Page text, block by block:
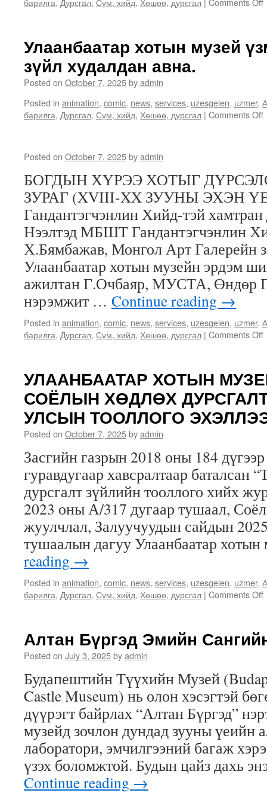
Улаанбаатар хотын музей
зүйл худалдан авна.
Posted on October 7, 2025byadmin
Posted in animation, comic, news, services, uzesgelen, uzmer,
барилга, Дурсгал, Сүм, хийд, Хөшөө, дурсгал | Comments Off
Posted on October 7, 2025byadmin
БОГДЫН ХҮРЭЭ ХОТЫГ
ЗУРАГ (XVIII-XX ЗУУНЫ ЭХЭН ҮЕ)
Гандантэгчэнлин Хийд-тэй хамтран
Нээлтэд МБШТ Гандантэгчэнлин
Х.Бямбажав, Монгол Арт Галерейн
Улаанбаатар хотын музейн эрдэм
ажилтан Г.Очбаяр, МУСТА, Өндөр
нэрэмжит … Continue reading →
Posted in animation, comic, news, services, uzesgelen, uzmer,
барилга, Дурсгал, Сүм, хийд, Хөшөө, дурсгал | Comments Off
УЛААНБААТАР ХОТЫН
СОЁЛЫН ХӨДЛӨХ
УЛСЫН ТООЛЛОГО
Posted on October 7, 2025byadmin
Засгийн газрын 2018 оны 184
гуравдугаар хавсралтаар баталсан
дурсгалт зүйлийн тооллого хийх
2023 оны А/317 дугаар тушаал,
жуулчлал, Залуучуудын сайдын
тушаалын дагуу Улаанбаатар
reading →
Posted in animation, comic, news, services, uzesgelen, uzmer,
барилга, Дурсгал, Сүм, хийд, Хөшөө, дурсгал | Comments Off
Алтан Бүргэд Эмийн
Posted on July 3, 2025byadmin
Будапештийн Түүхийн Музей
Castle Museum) нь олон хэсэгтэй
дүүрэгт байрлах “Алтан Бүргэд”
музейд зочлон дундад зууны үеийн
лаборатори, эмчилгээний багаж
үзэх боломжтой. Будын цайз дахь
Continue reading →